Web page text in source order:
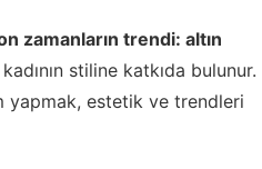
zamanların trendi: altın
stiline katkıda bulunur.
yapmak, estetik ve trendleri